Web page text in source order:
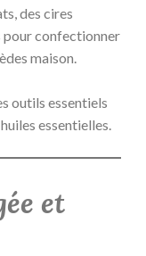
des cires
pour confectionner
maison.
outils essentiels
essentielles.
et